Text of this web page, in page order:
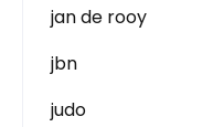
jan de rooy
jbn
judo